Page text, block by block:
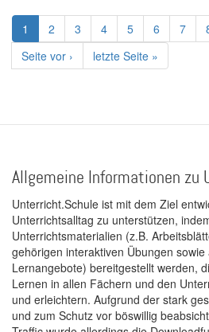
Seitennummerierung
Aktuelle
Seite
1 Page
2 Page
3 Page
4 Page
5 Page
6 Page
7
Nächste
Seite
Seite vor ›
Letzte
Seite
letzte Seite »
Allgemeine Informationen zu
Unterricht.Schule ist mit dem Ziel
Unterrichtsalltag zu unterstützen,
Unterrichtsmaterialien (z.B.
gehörigen interaktiven Übungen
Lernangebote) bereitgestellt werden,
Lernen in allen Fächern und den
und erleichtern. Aufgrund der stark
und zum Schutz vor böswillig